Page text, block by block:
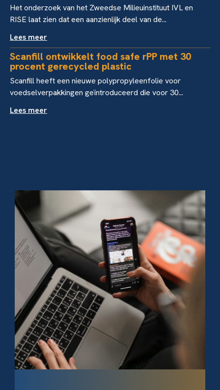
Het onderzoek van het Zweedse Milieuinstituut IVL en
RISE laat zien dat een aanzienlijk deel van de...
Lees meer
Scanfill ontwikkelt food safe rPP met 30
procent gerecycled plastic
Scanfill heeft een nieuwe polypropyleenfolie voor
voedselverpakkingen geïntroduceerd die voor 30...
Lees meer